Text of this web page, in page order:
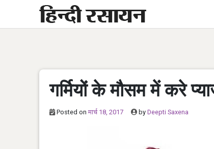
content
गर्मियों के मौसम में करे
Posted on मार्च 18, 2017 by Deepti Saxena